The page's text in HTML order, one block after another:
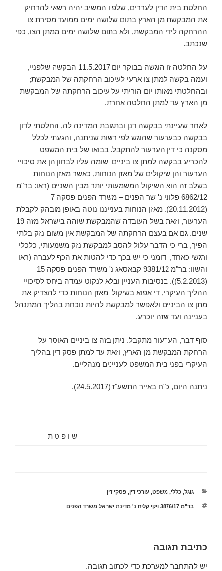
החלטת בית הדין לעררים, שלפיו המשיב יהיה רשאי להרחיק
את המבקשת מן הארץ בתום שלושה ימים ממועד מסירת צו
ההרחקה לידי המבקשת, ולא בתום שלושה ימים ממתן הצו, כפי
שנכתב.
על החלטה זו הוגשה בבוקר יום 11.5.2017 הבקשה שלפניי,
ועמה בקשה למתן צו ארעי לעיכוב הרחקתה של המבקשת;
ובהחלטתי מאותו יום הוריתי על עיכוב הרחקתה של המבקשת
מן הארץ עד למתן החלטה אחרת.
לאחר שעיינתי בבקשה דנן ובתגובת המדינה לה, החלטתי לדון
בבקשה כבערעור שהוגש לפי רשות שניתנה, והגעתי לכלל
מסקנה כי דין הערעור להתקבל. בבואו של בית המשפט
להכריע בבקשה למתן צו ביניים, שומה עליו לבחון הן את סיכויי
הערעור והן שיקולים של מאזן הנוחות, כאשר מאזן הנוחות
בשלב זה הוא השיקול המשמעותי יותר מבין השניים (ראו: בר"מ
6862/12 פלוני נ' שר הפנים – משרד הפנים פסקה 7
(20.11.2012). מאזן הנוחות בענייננו נוטה באופן מובהק לקבלת
הערעור, וזאת בשל העובדה שהמבקשת שוהה בישראל מזה 19
שנים. גם אם בעצם הרחקתה של המבקשת אין משום נזק בלתי
הפיך, ברי כי הדבר עלול להסב למבקשת נזק משמעותי, כלכלי
ורגשי כאחד, ודומני כי יש בכך כדי להטות את הכף לעברה (ראו
והשוו: בר"מ 9381/12 קבאסאג נ' משרד הפנים פסקה 15
(5.2.2013)). בנסיבות העניין ובלא לנקוט עמדה ביחס לסיכויי
ההליך העיקרי, די אפוא בשיקולי מאזן הנוחות כדי להצדיק את
מתן צו הביניים ולאפשר למבקשת להיות נוכחת בהליך המתנהל
בעניינה ועד שזה יוכרע.
סוף דבר, הערעור מתקבל. ניתן בזה צו ביניים האוסר על
הרחקת המבקשת מן הארץ, וזאת עד למתן פסק דין בהליך
העיקרי בפני בית המשפט לעניינים מנהליים.
ניתנה היום, ‏כ"ח באייר התשע"ז (‏24.5.2017).
ש ו פ ט ת
קטגוריות
גוגל,כללי, משפט,עורכי דין,פסקי דין
תגיות
בר"מ 3876/17 ויקי קליזו נ' מדינת ישראל משרד הפנים
כתיבת תגובה
יש להתחבר למערכת כדי לכתוב תגובה.